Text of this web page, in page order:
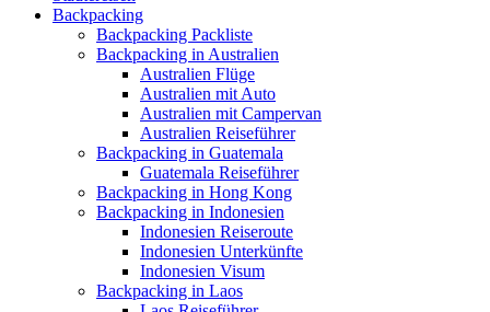
Backpacking
Backpacking Packliste
Backpacking in Australien
Australien Flüge
Australien mit Auto
Australien mit Campervan
Australien Reiseführer
Backpacking in Guatemala
Guatemala Reiseführer
Backpacking in Hong Kong
Backpacking in Indonesien
Indonesien Reiseroute
Indonesien Unterkünfte
Indonesien Visum
Backpacking in Laos